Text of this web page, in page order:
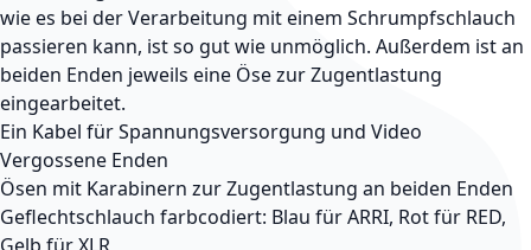
wie es bei der Verarbeitung mit einem Schrumpfschlauch
passieren kann, ist so gut wie unmöglich. Außerdem ist an
beiden Enden jeweils eine Öse zur Zugentlastung
eingearbeitet.
Ein Kabel für Spannungsversorgung und Video
Vergossene Enden
Ösen mit Karabinern zur Zugentlastung an beiden Enden
Geflechtschlauch farbcodiert: Blau für ARRI, Rot für RED,
Gelb für XLR